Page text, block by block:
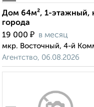
Дом 64м², 1-этажный,
города
19 000 ₽ в месяц
мкр. Восточный, 4-й
Агентство, 06.08.2026